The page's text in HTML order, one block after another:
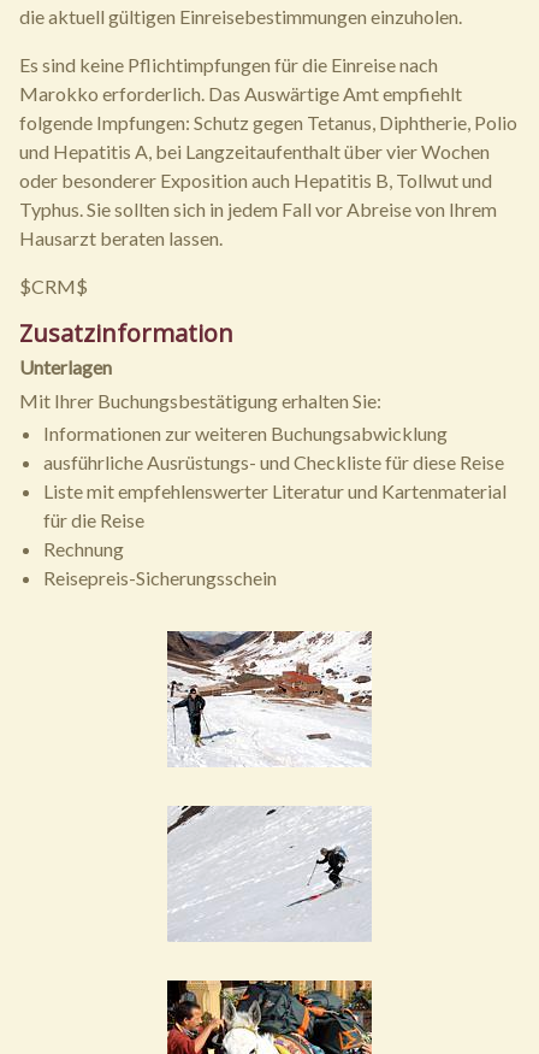
die aktuell gültigen Einreisebestimmungen einzuholen.
Es sind keine Pflichtimpfungen für die Einreise nach
Marokko erforderlich. Das Auswärtige Amt empfiehlt
folgende Impfungen: Schutz gegen Tetanus, Diphtherie, Polio
und Hepatitis A, bei Langzeitaufenthalt über vier Wochen
oder besonderer Exposition auch Hepatitis B, Tollwut und
Typhus. Sie sollten sich in jedem Fall vor Abreise von Ihrem
Hausarzt beraten lassen.
$CRM$
Zusatzinformation
Unterlagen
Mit Ihrer Buchungsbestätigung erhalten Sie:
Informationen zur weiteren Buchungsabwicklung
ausführliche Ausrüstungs- und Checkliste für diese Reise
Liste mit empfehlenswerter Literatur und Kartenmaterial
für die Reise
Rechnung
Reisepreis-Sicherungsschein